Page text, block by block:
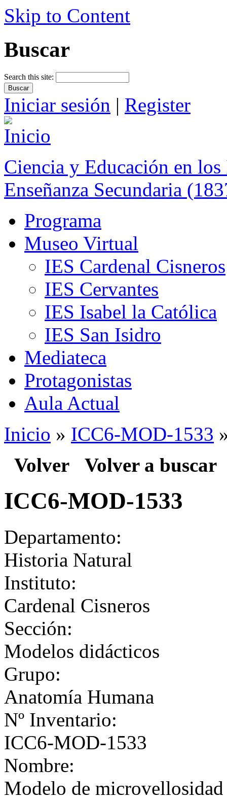
Skip to Content
Buscar
Search this site:
Iniciar sesión | Register
Ciencia y Educación en
Enseñanza Secundaria
Programa
Museo Virtual
IES Cardenal Cisneros
IES Cervantes
IES Isabel la Católica
IES San Isidro
Mediateca
Protagonistas
Aula Actual
Inicio » ICC6-MOD-1533
Volver Volver a buscar
ICC6-MOD-1533
Departamento:
Historia Natural
Instituto:
Cardenal Cisneros
Sección:
Modelos didácticos
Grupo:
Anatomía Humana
Nº Inventario:
ICC6-MOD-1533
Nombre:
Modelo de